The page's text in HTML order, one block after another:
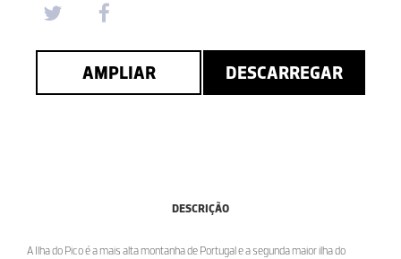
AMPLIAR DESCARREGAR
DESCRIÇÃO
A Ilha do Pico é a mais alta montanha de Portugal e a segunda maior ilha do